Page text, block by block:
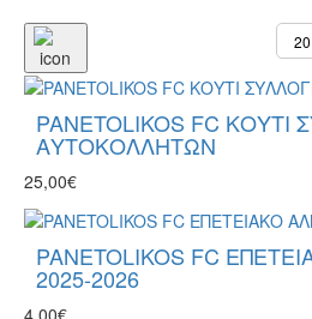
PANETOLIKOS FC ΚΟΥΤΙ
ΑΥΤΟΚΟΛΛΗΤΩΝ
25,00€
PANETOLIKOS FC
2025-2026
4,00€